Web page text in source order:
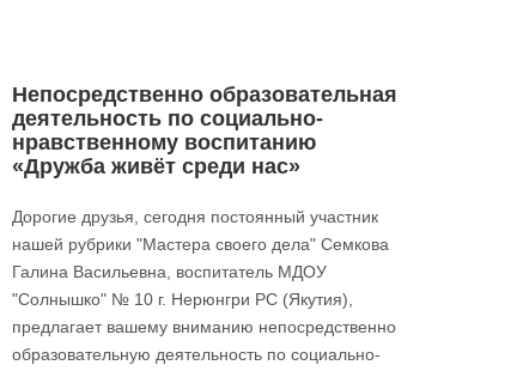
Непосредственно образовательная
деятельность по социально-
нравственному воспитанию
«Дружба живёт среди нас»
Дорогие друзья, сегодня постоянный участник
нашей рубрики "Мастера своего дела" Семкова
Галина Васильевна, воспитатель МДОУ
"Солнышко" № 10 г. Нерюнгри РС (Якутия),
предлагает вашему вниманию непосредственно
образовательную деятельность по социально-